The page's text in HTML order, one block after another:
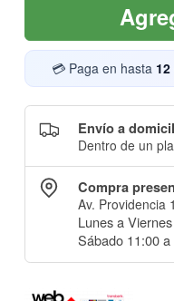
💳 Paga en hasta
Envío a
Dentro de un
Compra
Av. Providencia
Lunes a
Sábado 11:00